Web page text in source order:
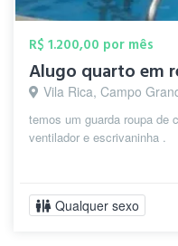
R$ 1.200,00 por mês
Alugo quarto em
Vila Rica, Campo
temos um guarda roupa de
ventilador e escrivaninha .
Qualquer sexo